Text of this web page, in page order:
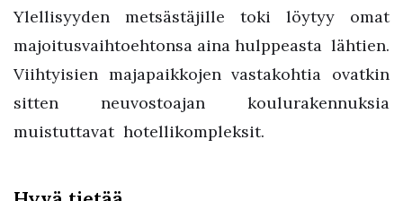
Ylellisyyden metsästäjille toki löytyy omat
majoitusvaihtoehtonsa aina hulppeasta lähtien.
Viihtyisien majapaikkojen vastakohtia ovatkin
sitten neuvostoajan koulurakennuksia
muistuttavat hotellikompleksit.